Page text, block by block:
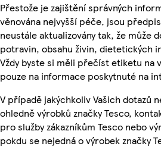
Přestože je zajištění správných
věnována nejvyšší péče, jsou
neustále aktualizovány tak, že může
potravin, obsahu živin, dietetických
Vždy byste si měli přečíst etiketu na
pouze na informace poskytnuté na
V případě jakýchkoliv Vašich dotazů
ohledně výrobků značky Tesco,
pro služby zákazníkům Tesco nebo
pokdu se nejedná o výrobek značky